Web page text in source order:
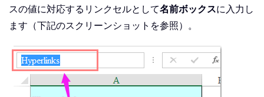
スの値に対応するリンクセルとして名前ボックスに入力し
ます（下記のスクリーンショットを参照）。